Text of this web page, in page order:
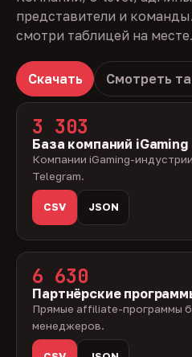
представители и
смотри таблицей на месте.
Скачать Смотреть
3 303
База компаний iGaming
Компании iGaming-
Telegram.
CSV JSON
6 630
Партнёрские
Прямые affiliate-программы
менеджеров.